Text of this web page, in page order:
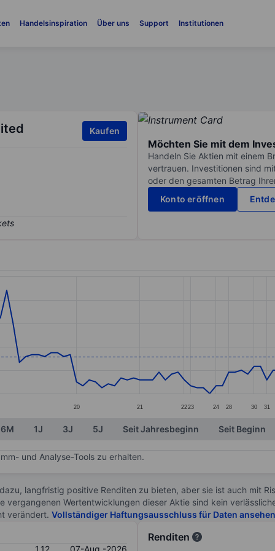
Handelsinspiration Über uns Support Institutionen
Kaufen
Möchten Sie mit dem
Handeln Sie Aktien mit einem
vertrauen. Investitionen sind
oder den gesamten Betrag
Konto eröffnen
ranges from 0.84 to 1.4.
20 21 2223 24 28 30 31
6M 1J 3J 5J Seit Jahresbeginn Seit Beginn
und Analyse-Tools zu erhalten.
langfristig positive Renditen zu bieten, aber sie ist auch mit
vergangenen Wertentwicklungen dieser Aktie sind kein
verändert. Vollständiger Haftungsausschluss für Daten ansehen
1.12 07-Aug.-2026
Renditen